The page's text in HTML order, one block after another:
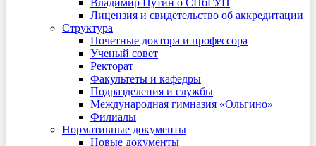
Владимир Путин о СПбГУП
Лицензия и свидетельство об аккредитации
Структура
Почетные доктора и профессора
Ученый совет
Ректорат
Факультеты и кафедры
Подразделения и службы
Международная гимназия «Ольгино»
Филиалы
Нормативные документы
Новые документы